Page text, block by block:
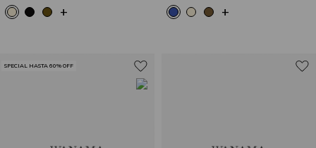
+ +
SPECIAL HASTA 60% OFF